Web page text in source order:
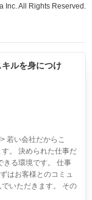
Inc. All Rights Reserved.
ルを身につけ
若い会社だからこ
。 決められた仕事だ
きる環境です。 仕事
はお客様とのコミュ
いただきます。 その